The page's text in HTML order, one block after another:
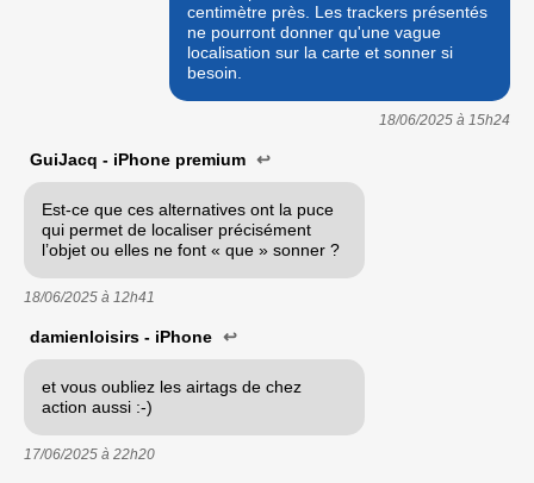
centimètre près. Les trackers présentés
ne pourront donner qu'une vague
localisation sur la carte et sonner si
besoin.
18/06/2025 à 15h24
GuiJacq - iPhone premium ↩
Est-ce que ces alternatives ont la puce
qui permet de localiser précisément
l’objet ou elles ne font « que » sonner ?
18/06/2025 à 12h41
damienloisirs - iPhone ↩
et vous oubliez les airtags de chez
action aussi :-)
17/06/2025 à 22h20